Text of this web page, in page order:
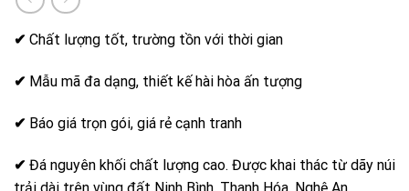
✔ Chất lượng tốt, trường tồn với thời gian
✔ Mẫu mã đa dạng, thiết kế hài hòa ấn tượng
✔ Báo giá trọn gói, giá rẻ cạnh tranh
✔ Đá nguyên khối chất lượng cao. Được khai thác từ dãy núi